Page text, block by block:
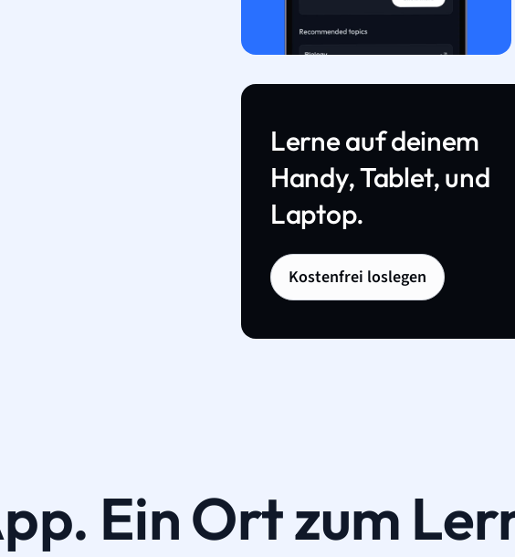
Lerne auf deinem
Handy, Tablet, und
Laptop.
Kostenfrei loslegen
Ein Ort zum